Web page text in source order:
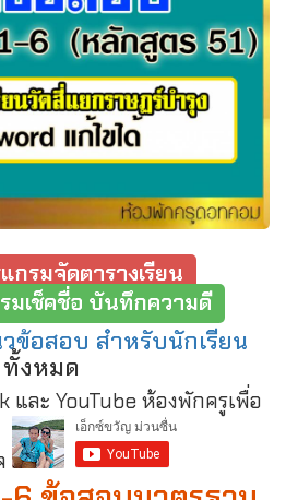
กรมจัดตารางเรียน
มเช็คชื่อ บันทึกความดี
ข้อสอบ สำหรับนักเรียน
ทั้งหมด
และ YouTube ห้องพักครูเพื่อ